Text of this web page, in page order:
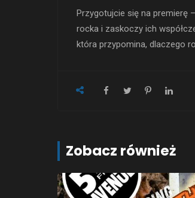
Przygotujcie się na premierę
rocka i zaskoczy ich
która przypomina, dlaczego
Zobacz również